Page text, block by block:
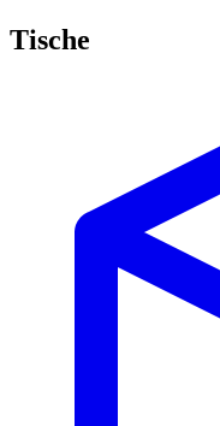
Tische